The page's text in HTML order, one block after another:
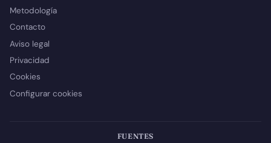
Metodología
Contacto
Aviso legal
Privacidad
Cookies
Configurar cookies
FUENTES